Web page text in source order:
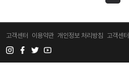
고객센터 이용약관 개인정보 처리방침 고객센터